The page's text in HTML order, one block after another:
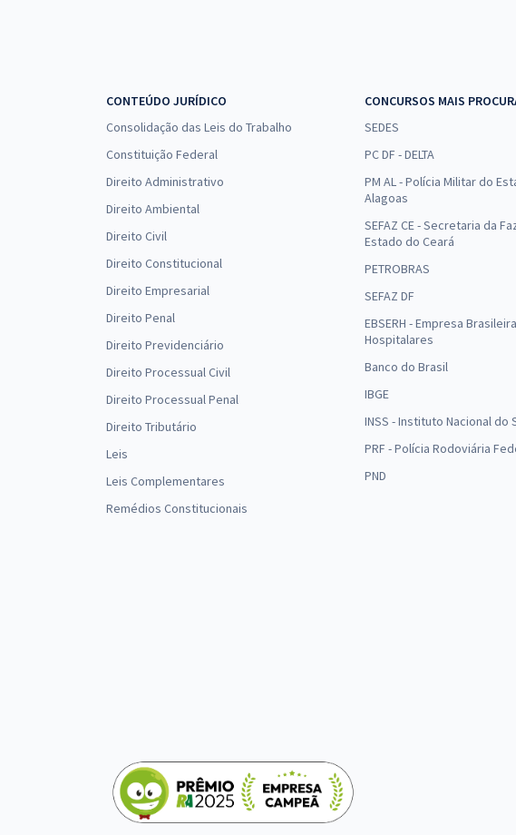
CONTEÚDO JURÍDICO
Consolidação das Leis do Trabalho
Constituição Federal
Direito Administrativo
Direito Ambiental
Direito Civil
Direito Constitucional
Direito Empresarial
Direito Penal
Direito Previdenciário
Direito Processual Civil
Direito Processual Penal
Direito Tributário
Leis
Leis Complementares
Remédios Constitucionais
CONCURSOS MAIS
SEDES
PC DF - DELTA
PM AL - Polícia Militar do
Alagoas
SEFAZ CE - Secretaria da
Estado do Ceará
PETROBRAS
SEFAZ DF
EBSERH - Empresa
Hospitalares
Banco do Brasil
IBGE
INSS - Instituto Nacional do
PRF - Polícia Rodoviária
PND